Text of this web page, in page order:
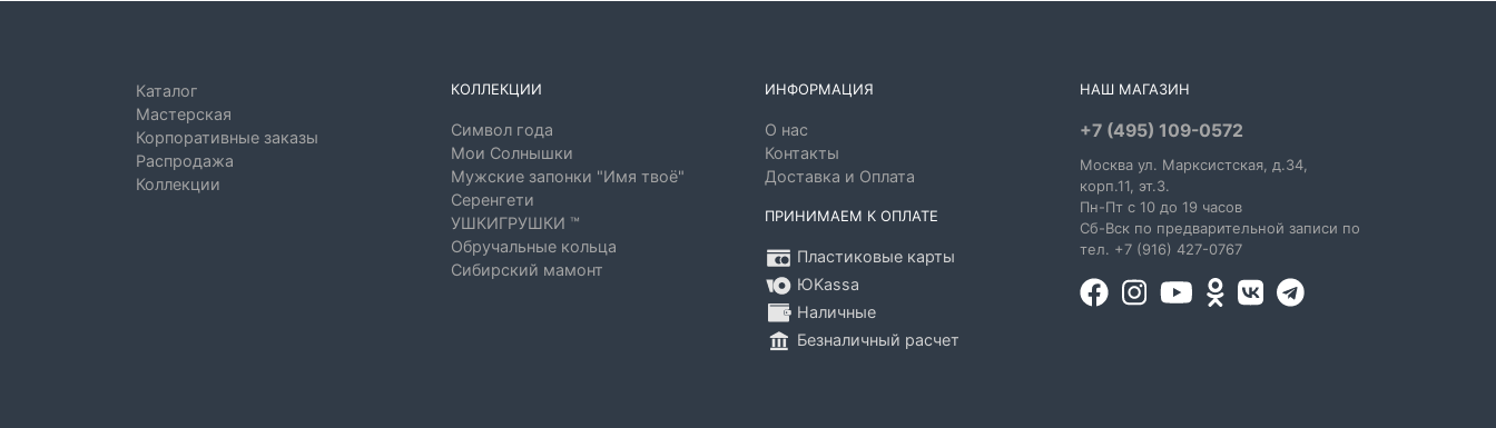
Каталог
Мастерская
Корпоративные заказы
Распродажа
Коллекции
КОЛЛЕКЦИИ
Символ года
Мои Солнышки
Мужские запонки "Имя твоё"
Серенгети
УШКИГРУШКИ ™
Обручальные кольца
Сибирский мамонт
ИНФОРМАЦИЯ
О нас
Контакты
Доставка и Оплата
ПРИНИМАЕМ К ОПЛАТЕ
Пластиковые карты
ЮKassa
Наличные
Безналичный расчет
НАШ МАГАЗИН
+7 (495) 109-0572
Москва ул. Марксистская, д.34,
корп.11, эт.3.
Пн-Пт c 10 до 19 часов
Сб-Вск по предварительной записи по
тел. +7 (916) 427-0767